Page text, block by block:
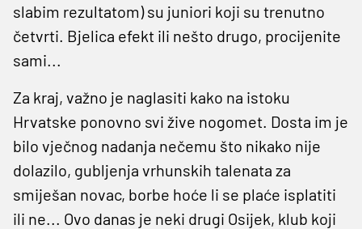
slabim rezultatom) su juniori koji su trenutno
četvrti. Bjelica efekt ili nešto drugo, procijenite
sami...
Za kraj, važno je naglasiti kako na istoku
Hrvatske ponovno svi žive nogomet. Dosta im je
bilo vječnog nadanja nečemu što nikako nije
dolazilo, gubljenja vrhunskih talenata za
smiješan novac, borbe hoće li se plaće isplatiti
ili ne... Ovo danas je neki drugi Osijek, klub koji